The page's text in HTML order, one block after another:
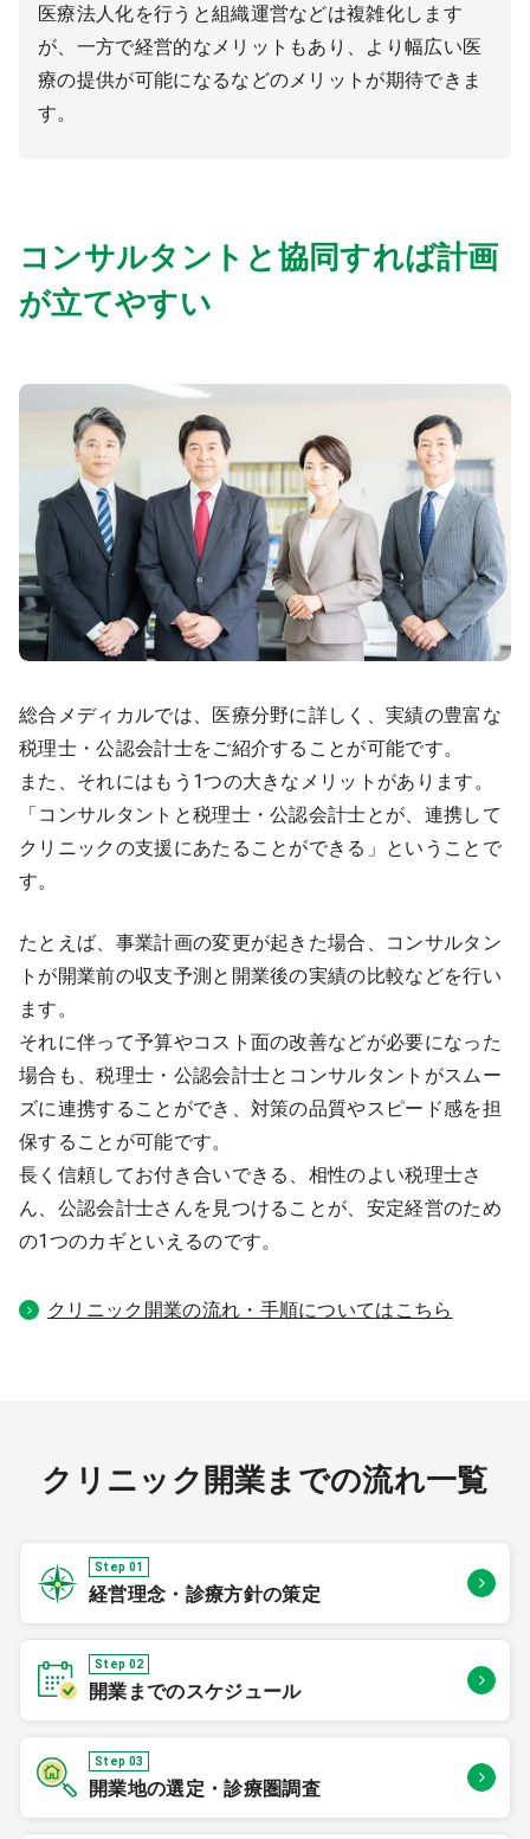
医療法人化を行うと組織運営などは複雑化します
が、一方で経営的なメリットもあり、より幅広い医
療の提供が可能になるなどのメリットが期待できま
す。
コンサルタントと協同すれば計画
が立てやすい
総合メディカルでは、医療分野に詳しく、実績の豊富な
税理士・公認会計士をご紹介することが可能です。
また、それにはもう1つの大きなメリットがあります。
「コンサルタントと税理士・公認会計士とが、連携して
クリニックの支援にあたることができる」ということで
す。
たとえば、事業計画の変更が起きた場合、コンサルタン
トが開業前の収支予測と開業後の実績の比較などを行い
ます。
それに伴って予算やコスト面の改善などが必要になった
場合も、税理士・公認会計士とコンサルタントがスムー
ズに連携することができ、対策の品質やスピード感を担
保することが可能です。
長く信頼してお付き合いできる、相性のよい税理士さ
ん、公認会計士さんを見つけることが、安定経営のため
の1つのカギといえるのです。
クリニック開業の流れ・手順についてはこちら
クリニック開業までの流れ一覧
Step 01
経営理念・診療方針の策定
Step 02
開業までのスケジュール
Step 03
開業地の選定・診療圏調査